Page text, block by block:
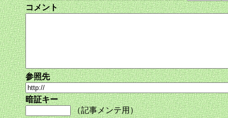
コメント
参照先
暗証キー
（記事メンテ用）